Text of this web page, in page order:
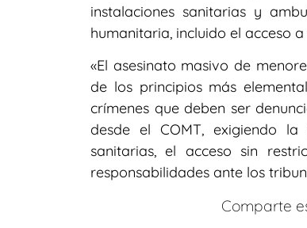
instalaciones sanitarias y
humanitaria, incluido el acceso
«El asesinato masivo de
de los principios más
crímenes que deben ser
desde el COMT, exigiendo
sanitarias, el acceso sin
responsabilidades ante los
Comparte